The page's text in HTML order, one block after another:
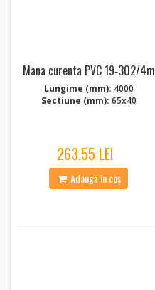
Mana curenta PVC 19‑302/4m
Lungime (mm): 4000
Sectiune (mm): 65x40
263.55 LEI
Adaugă în coș